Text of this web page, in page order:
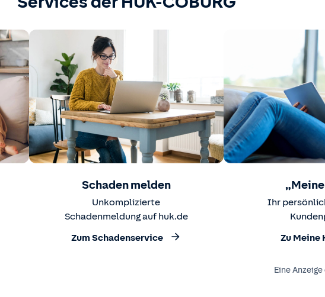
Schaden melden
Unkomplizierte
Schadenmeldung auf huk.de
Zum Schadenservice
„Meine
Ihr
Zu Meine
Eine Anzeige